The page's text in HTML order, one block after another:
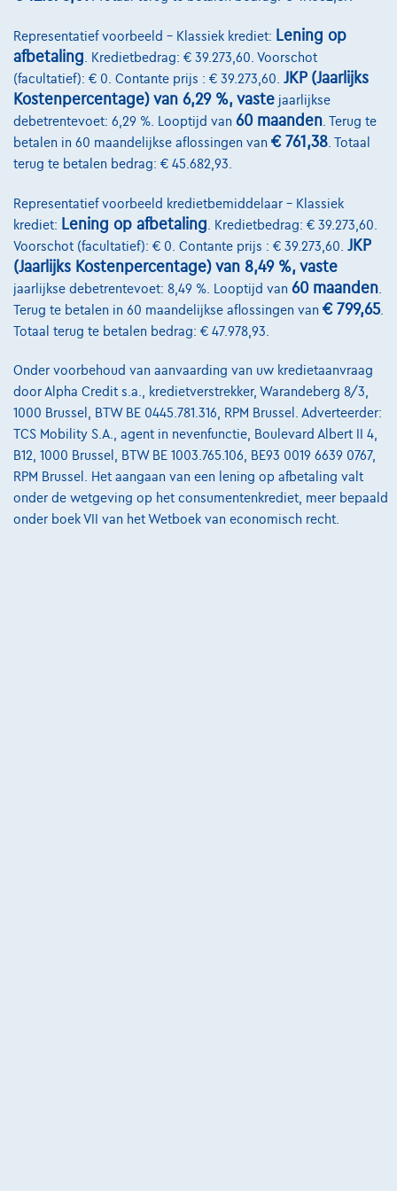
1.6 E-TECH 145 Full Hybride Esprit Alpine NAVI/ S-CUIR/ LED
04/2025
43.786 km Benzine Automaat
€28.998 ✓BTW aftrekbaar
Vanaf€437,86/maandmet een laatste
maandaflossing van€9.137,26
Ontdek het volledige cijfervoorbeeld
Representatief voorbeeld – Klassiek krediet: Lening op
afbetaling . Kredietbedrag: € 39.273,60. Voorschot
(facultatief): € 0. Contante prijs : € 39.273,60. JKP (Jaarlijks
Kostenpercentage) van 6,29 %, vaste jaarlijkse
debetrentevoet: 6,29 %. Looptijd van 60 maanden . Terug te
betalen in 60 maandelijkse aflossingen van € 761,38 . Totaal
terug te betalen bedrag: € 45.682,93.
Representatief voorbeeld kredietbemiddelaar – Klassiek
krediet: Lening op afbetaling . Kredietbedrag: € 39.273,60.
Voorschot (facultatief): € 0. Contante prijs : € 39.273,60. JKP
(Jaarlijks Kostenpercentage) van 8,49 %, vaste
jaarlijkse debetrentevoet: 8,49 %. Looptijd van 60 maanden
Terug te betalen in 60 maandelijkse aflossingen van € 799,65.
Totaal terug te betalen bedrag: € 47.978,93.
Onder voorbehoud van aanvaarding van uw kredietaanvraag
door Alpha Credit s.a., kredietverstrekker, Warandeberg 8/3,
1000 Brussel, BTW BE 0445.781.316, RPM Brussel. Adverteerder:
TCS Mobility S.A., agent in nevenfunctie, Boulevard Albert II 4,
B12, 1000 Brussel, BTW BE 1003.765.106, BE93 0019 6639 0767,
RPM Brussel. Het aangaan van een lening op afbetaling valt
onder de wetgeving op het consumentenkrediet, meer bepaald
onder boek VII van het Wetboek van economisch recht.